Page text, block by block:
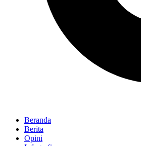
Beranda
Berita
Opini